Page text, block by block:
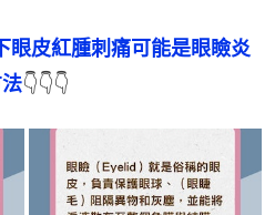
眼皮紅腫刺痛可能是眼瞼炎
👇👇👇